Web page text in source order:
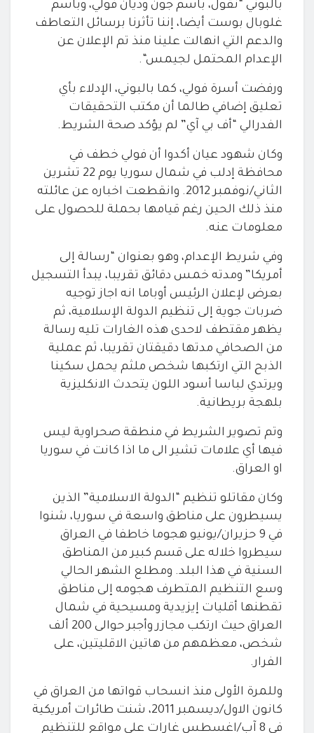
بالبوني “ نقول، باسم جون وديان فولي، وباسم
غلوبال بوست أيضا، إننا تأثرنا برسائل التعاطف
والدعم التي انهالت علينا منذ تم الإعلان عن
الإعدام المحتمل لجيمس“.
ورفضت أسرة فولي، كما بالبوني، الإدلاء بأي
تعليق إضافي طالما أن مكتب التحقيقات
الفدرالي “أف بي آي” لم يؤكد صحة الشريط.
وكان شهود عيان أكدوا أن فولي خطف في
محافظة إدلب في
شمال سوريا يوم 22 تشرين
الثاني/نوفمبر 2012. وانقطعت اخباره عن عائلته
منذ ذلك الحين رغم قيامها بحملة للحصول على
معلومات عنه.
وفي شريط الإعدام، وهو بعنوان “رسالة إلى
أمريكا” ومدته خمس دقائق تقريبا، يبدأ التسجيل
بعرض لإعلان الرئيس أوباما انه اجاز توجيه
ضربات جوية إلى تنظيم الدولة الإسلامية، ثم
يظهر مقتطف لاحدى هذه الغارات تليه رسالة
من الصحافي مدتها دقيقتان تقريبا، ثم عملية
الذبح التي ارتكبها شخص ملثم يحمل سكينا
ويرتدي لباسا أسود اللون يتحدث الانكليزية
بلهجة بريطانية.
وتم تصوير الشريط في منطقة صحراوية ليس
فيها أي علامات تشير الى ما اذا كانت في سوريا
او العراق.
وكان مقاتلو تنظيم “الدولة الاسلامية” الذين
يسيطرون على مناطق واسعة في سوريا، شنوا
في 9 حزيران/يونيو هجوما خاطفا في العراق
سيطروا خلاله على قسم كبير من المناطق
السنية في هذا البلد. ومطلع الشهر الحالي
وسع التنظيم المتطرف هجومه إلى مناطق
تقطنها أقليات إيزيدية ومسيحية في شمال
العراق حيث ارتكب مجازر وأجبر حوالى 200 ألف
شخص، معظمهم من هاتين الاقليتين، على
الفرار.
وللمرة الأولى منذ انسحاب قواتها من العراق في
كانون
الاول/ديسمبر 2011، شنت طائرات أمريكية
في 8 آب/اغسطس غارات على مواقع
للتنظيم